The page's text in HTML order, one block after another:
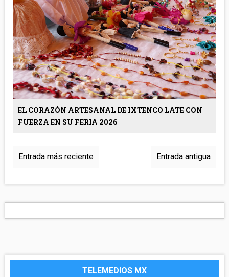
EL CORAZÓN ARTESANAL DE IXTENCO LATE CON
FUERZA EN SU FERIA 2026
Entrada más reciente Entrada antigua
TELEMEDIOS MX